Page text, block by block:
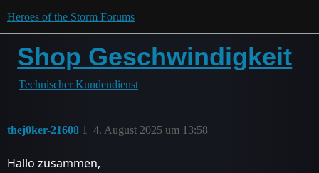
Heroes of the Storm Forums
Shop Geschwindigkeit
Technischer Kundendienst
thej0ker-21608 4. August 2025 um 13:58
1
Hallo zusammen,